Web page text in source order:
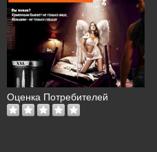
Оценка Потребителей